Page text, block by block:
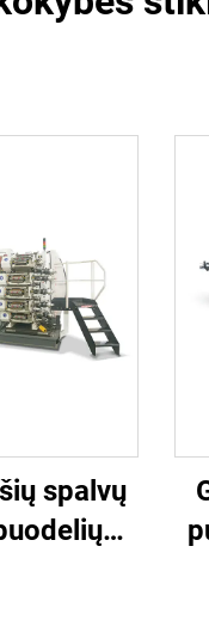
spalvų